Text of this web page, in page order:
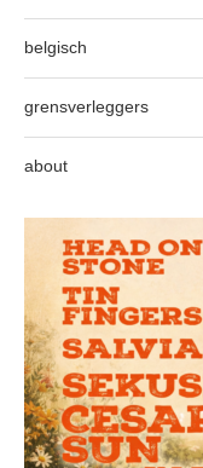
belgisch
grensverleggers
about